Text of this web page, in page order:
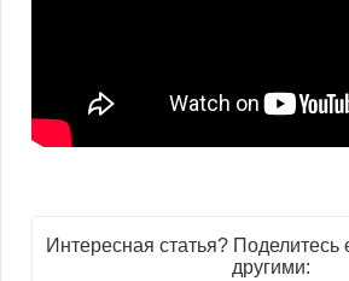
Интересная статья?
другими: